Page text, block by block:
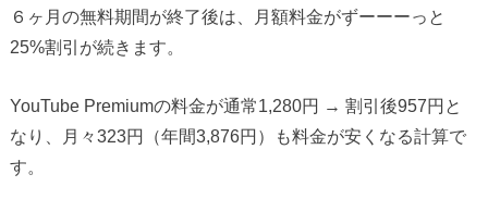
６ヶ月の無料期間が終了後は、月額料金がずーーーっと
25%割引が続きます。
YouTube Premiumの料金が通常1,280円 → 割引後957円と
なり、月々323円（年間3,876円）も料金が安くなる計算で
す。